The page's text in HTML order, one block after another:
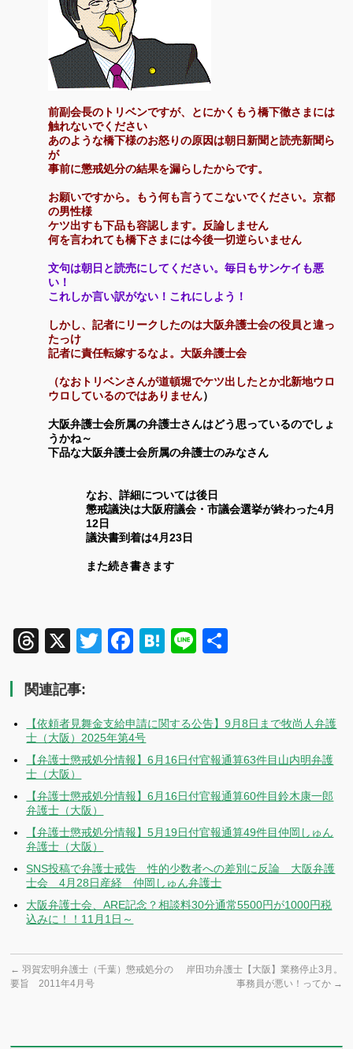
前副会長のトリベンですが、とにかくもう橋下徹さまには
触れないでください
あのような橋下様のお怒りの原因は朝日新聞と読売新聞ら
が
事前に懲戒処分の結果を漏らしたからです。
お願いですから。もう何も言うてこないでください。京都
の男性様
ケツ出すも下品も容認します。反論しません
何を言われても橋下さまには今後一切逆らいません
文句は朝日と読売にしてください。毎日もサンケイも悪
い！
これしか言い訳がない！これにしよう！
しかし、記者にリークしたのは大阪弁護士会の役員と違っ
たっけ
記者に責任転嫁するなよ。大阪弁護士会
（なおトリベンさんが道頓堀でケツ出したとか北新地ウロ
ウロしているのではありません）
大阪弁護士会所属の弁護士さんはどう思っているのでしょ
うかね～
下品な大阪弁護士会所属の弁護士のみなさん
なお、詳細については後日
懲戒議決は大阪府議会・市議会選挙が終わった4月
12日
議決書到着は4月23日
また続き書きます
Threads
X TwitterFacebook
Hatena
Line
関連記事:
【依頼者見舞金支給申請に関する公告】9月8日まで牧尚人弁護
士（大阪）2025年第4号
【弁護士懲戒処分情報】6月16日付官報通算63件目山内明弁護
士（大阪）
【弁護士懲戒処分情報】6月16日付官報通算60件目鈴木康一郎
弁護士（大阪）
【弁護士懲戒処分情報】5月19日付官報通算49件目仲岡しゅん
弁護士（大阪）
SNS投稿で弁護士戒告 性的少数者への差別に反論 大阪弁護
士会 4月28日産経 仲岡しゅん弁護士
大阪弁護士会、ARE記念？相談料30分通常5500円が1000円税
込みに！！11月1日～
← 羽賀宏明弁護士（千葉）懲戒処分の
要旨 2011年4月号
岸田功弁護士【大阪】業務停止3月。
事務員が悪い！ってか →